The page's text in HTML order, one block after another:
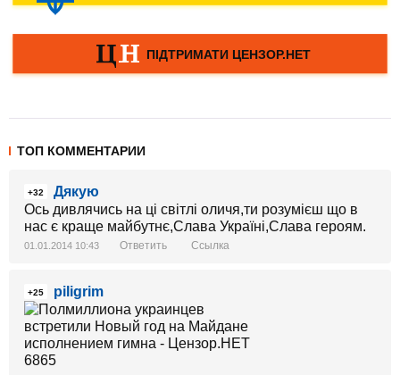
ТОП КОММЕНТАРИИ
+32
Дякую
Ось дивлячись на ці світлі оличя,ти розумієш що в
нас є краще майбутнє,Слава Україні,Слава героям.
01.01.2014 10:43 Ответить Ссылка
+25 piligrim